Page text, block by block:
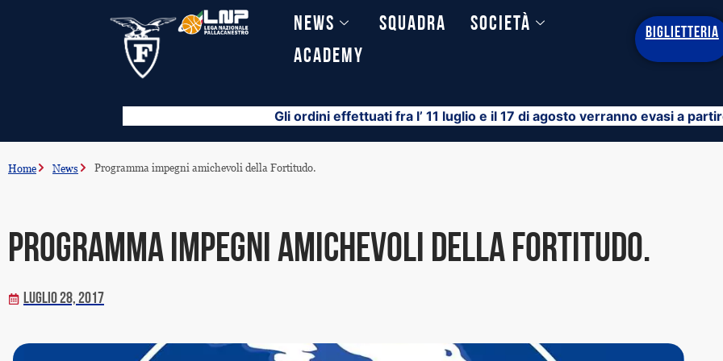
News Squadra
Società
Academy
BIGLIETTERIA
Gli ordini effettuati fra l’ 11 luglio e il 17 di agosto verranno evasi a
Home News Programma impegni amichevoli della Fortitudo.
Programma impegni amichevoli della Fortitudo.
Luglio 28, 2017